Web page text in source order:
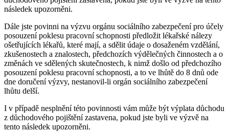
následek upozorněni.
Dále jste povinni na výzvu orgánu sociálního zabezpečení pro účely
posouzení poklesu pracovní schopnosti předložit lékařské nálezy
ošetřujících lékařů, které mají, a sdělit údaje o dosaženém vzdělání,
zkušenostech a znalostech, předchozích výdělečných činnostech a o
změnách ve sdělených skutečnostech, k nimž došlo od předchozího
posouzení poklesu pracovní schopnosti, a to ve lhůtě do 8 dnů ode
dne doručení výzvy, nestanovil-li orgán sociálního zabezpečení
lhůtu delší.
I v případě nesplnění této povinnosti vám může být výplata důchodu
z důchodového pojištění zastavena, pokud jste byli ve výzvě na
tento následek upozorněni.